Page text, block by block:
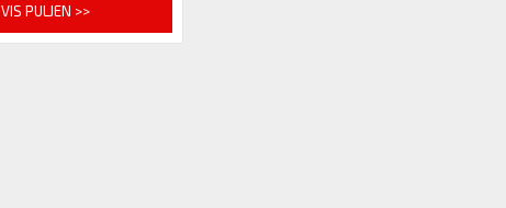
VIS PULJEN >>